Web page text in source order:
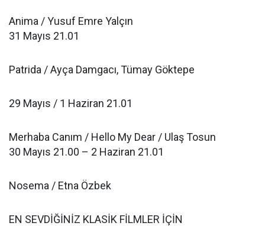
Anima / Yusuf Emre Yalçın
31 Mayıs 21.01
Patrida / Ayça Damgacı, Tümay Göktepe
29 Mayıs / 1 Haziran 21.01
Merhaba Canım / Hello My Dear / Ulaş Tosun
30 Mayıs 21.00 – 2 Haziran 21.01
Nosema / Etna Özbek
EN SEVDİĞİNİZ KLASİK FİLMLER İÇİN